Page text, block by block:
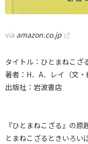
via amazon.co.jp
タイトル：ひとまねこざ
著者：H．A．レイ（文
出版社：岩波書店
『ひとまねこざる』の
とまねこざるときいろい